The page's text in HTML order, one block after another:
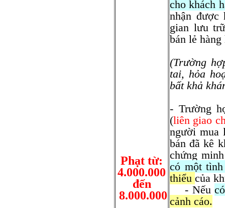
Phạt từ:
4.000.000
đến
8.000.000
cho khách
nhận được
gian lưu
bán lẻ
(Trường
tai, hỏa
bất khả
- Trường
(liên giao
người mua
bán đã kê
chứng
có một
thiểu của
- Nếu
cảnh cáo.